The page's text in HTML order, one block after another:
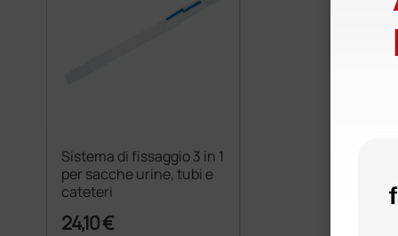
Sistema di fissaggio 3 in 1
per sacche urine, tubi e
cateteri
24,10 €